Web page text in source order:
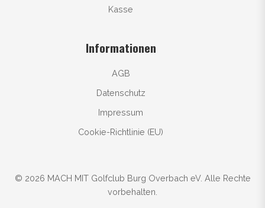
Kasse
Informationen
AGB
Datenschutz
Impressum
Cookie-Richtlinie (EU)
© 2026 MACH MIT Golfclub Burg Overbach eV. Alle Rechte
vorbehalten.